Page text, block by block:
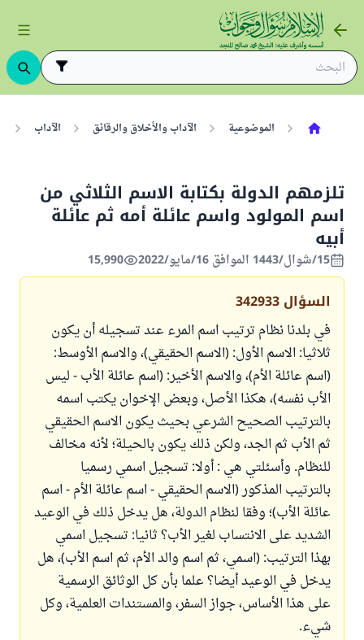
الموضوعية الآداب والأخلاق والرقائق الآداب
تلزمهم الدولة بكتابة الاسم الثلاثي من
اسم المولود واسم عائلة أمه ثم عائلة
أبيه
15/شوال/1443 الموافق 16/مايو/2022 15,990
السؤال 342933
في بلدنا نظام ترتيب اسم المرء عند تسجيله أن يكون
ثلاثيا: الاسم الأول: (الاسم الحقيقي)، والاسم الأوسط:
(اسم عائلة الأم)، والاسم الأخير: (اسم عائلة الأب - ليس
الأب نفسه)، هكذا الأصل، وبعض الإخوان يكتب اسمه
بالترتيب الصحيح الشرعي بحيث يكون الاسم الحقيقي
ثم الأب ثم الجد، ولكن ذلك يكون بالحيلة؛ لأنه مخالف
للنظام. وأسئلتي هي : أولا: تسجيل اسمي رسميا
بالترتيب المذكور (الاسم الحقيقي - اسم عائلة الأم - اسم
عائلة الأب)؛ وفقا لنظام الدولة، هل يدخل ذلك في الوعيد
الشديد على الانتساب لغير الأب؟ ثانيا: تسجيل اسمي
بهذا الترتيب: (اسمي، ثم اسم والد الأم، ثم اسم الأب)، هل
يدخل في الوعيد أيضا؟ علما بأن كل الوثائق الرسمية
على هذا الأساس، جواز السفر، والمستندات العلمية، وكل
شيء.